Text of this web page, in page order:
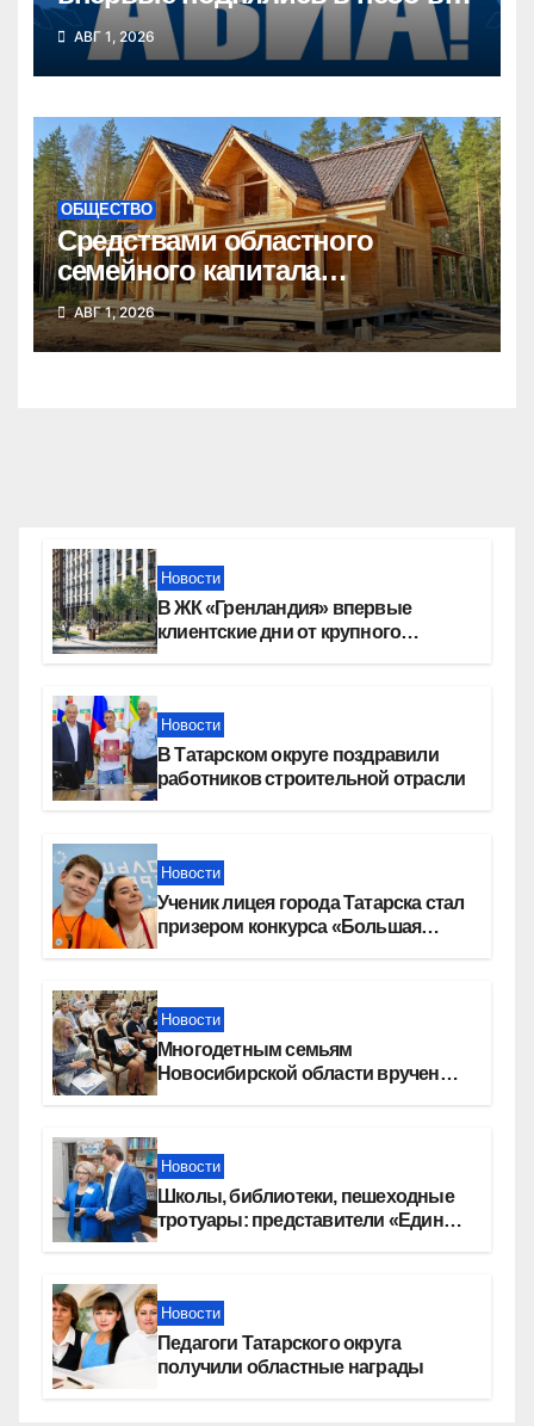
Новосибирской области
АВГ 1, 2026
ОБЩЕСТВО
Средствами областного
семейного капитала
воспользовались почти 50
тысяч семей
АВГ 1, 2026
Новости
В ЖК «Гренландия» впервые
клиентские дни от крупного
Новости
В Татарском округе поздравили
работников строительной отрасли
Новости
Ученик лицея города Татарска стал
призером конкурса «Большая
Новости
Многодетным семьям
Новосибирской области вручены
Новости
Школы, библиотеки, пешеходные
тротуары: представители «Единой
Новости
Педагоги Татарского округа
получили областные награды